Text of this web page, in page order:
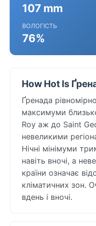
107 mm
ВОЛОГІСТЬ
76%
How Hot Is
Ґренада
максимуми
Roy аж до Saint
невеликими
Нічні мінімуми
навіть вночі, а
країни означає
кліматичних зон.
вдень і вночі.